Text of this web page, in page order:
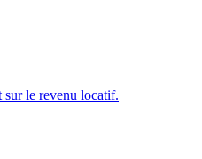
sur le revenu locatif.